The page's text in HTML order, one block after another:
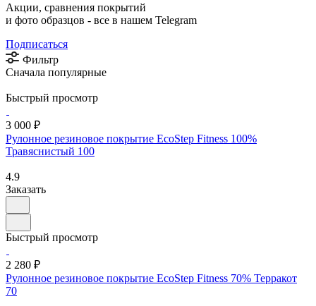
Акции, сравнения покрытий
и фото образцов - все в нашем Telegram
Подписаться
Фильтр
Сначала популярные
Быстрый просмотр
3 000 ₽
Рулонное резиновое покрытие EcoStep Fitness 100%
Травяснистый 100
4.9
Заказать
Быстрый просмотр
2 280 ₽
Рулонное резиновое покрытие EcoStep Fitness 70% Терракот
70